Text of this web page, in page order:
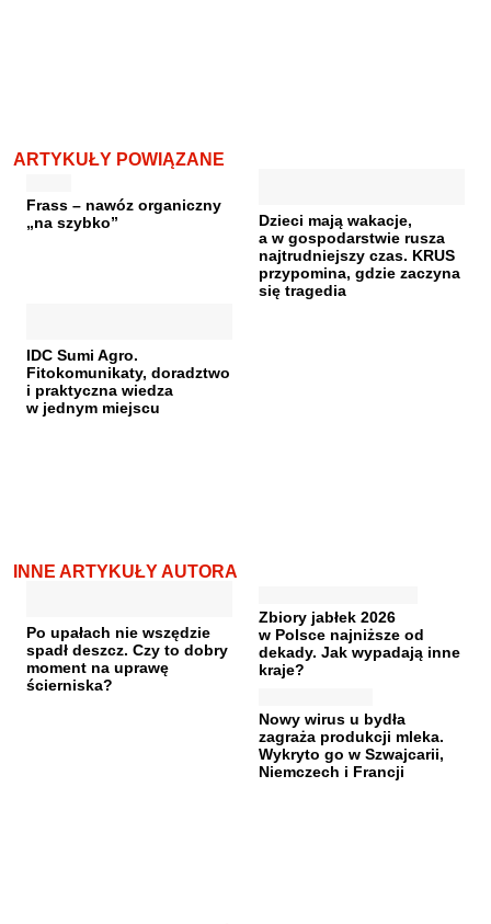
ARTYKUŁY POWIĄZANE
Frass – nawóz organiczny
„na szybko”
Dzieci mają wakacje,
a w gospodarstwie rusza
najtrudniejszy czas. KRUS
przypomina, gdzie zaczyna
się tragedia
IDC Sumi Agro.
Fitokomunikaty, doradztwo
i praktyczna wiedza
w jednym miejscu
INNE ARTYKUŁY AUTORA
Po upałach nie wszędzie
spadł deszcz. Czy to dobry
moment na uprawę
ścierniska?
Zbiory jabłek 2026
w Polsce najniższe od
dekady. Jak wypadają inne
kraje?
Nowy wirus u bydła
zagraża produkcji mleka.
Wykryto go w Szwajcarii,
Niemczech i Francji